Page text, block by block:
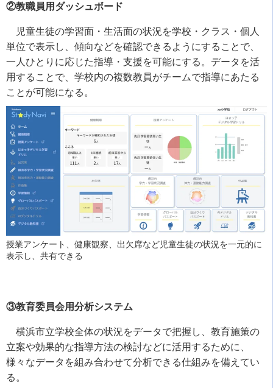
②教職員用ダッシュボード
児童生徒の学習面・生活面の状況を学校・クラス・個人
単位で表示し、傾向などを確認できるようにすることで、
一人ひとりに応じた指導・支援を可能にする。データを活
用することで、学校内の複数教員がチームで指導にあたる
ことが可能になる。
授業アンケート、健康観察、出欠席など児童生徒の状況を一元的に
表示し、共有できる
③教育委員会用分析システム
横浜市立学校全体の状況をデータで把握し、教育施策の
立案や効果的な指導方法の検討などに活用するために、
様々なデータを組み合わせて分析できる仕組みを備えてい
る。